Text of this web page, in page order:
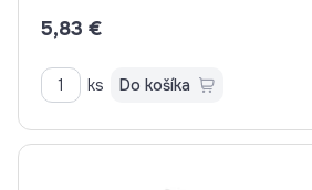
5,83 €
ks Do košíka